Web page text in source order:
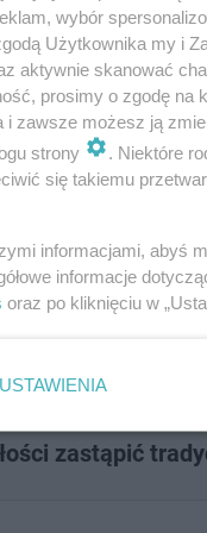
mieszkańców.
aby pokazać im
potwierdzającą
zastąpić
wybór
Użytkownika my i
aktywnie skanować
prosimy o zgodę na
i zawsze możesz ją
strony
. Niektóre
się takiemu
informacjami, abyś
informacje
oraz po kliknięciu w
USTAWIENIA